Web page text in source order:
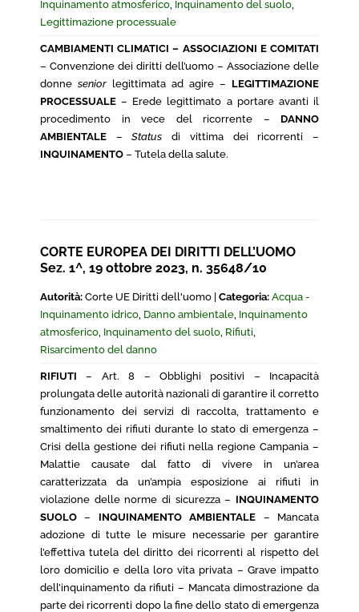
Inquinamento atmosferico, Inquinamento del suolo,
Legittimazione processuale
CAMBIAMENTI CLIMATICI – ASSOCIAZIONI E COMITATI
– Convenzione dei diritti dell’uomo – Associazione delle
donne senior legittimata ad agire – LEGITTIMAZIONE
PROCESSUALE – Erede legittimato a portare avanti il
procedimento in vece del ricorrente – DANNO
AMBIENTALE –Status di vittima dei ricorrenti –
INQUINAMENTO – Tutela della salute.
CORTE EUROPEA DEI DIRITTI DELL’UOMO
Sez. 1^, 19 ottobre 2023, n. 35648/10
Autorità: Corte UE Diritti dell'uomo | Categoria: Acqua -
Inquinamento idrico, Danno ambientale, Inquinamento
atmosferico, Inquinamento del suolo, Rifiuti,
Risarcimento del danno
RIFIUTI – Art. 8 – Obblighi positivi – Incapacità
prolungata delle autorità nazionali di garantire il corretto
funzionamento dei servizi di raccolta, trattamento e
smaltimento dei rifiuti durante lo stato di emergenza –
Crisi della gestione dei rifiuti nella regione Campania –
Malattie causate dal fatto di vivere in un’area
caratterizzata da un’ampia esposizione ai rifiuti in
violazione delle norme di sicurezza – INQUINAMENTO
SUOLO – INQUINAMENTO AMBIENTALE – Mancata
adozione di tutte le misure necessarie per garantire
l’effettiva tutela del diritto dei ricorrenti al rispetto del
loro domicilio e della loro vita privata – Grave impatto
dell’inquinamento da rifiuti – Mancata dimostrazione da
parte dei ricorrenti dopo la fine dello stato di emergenza